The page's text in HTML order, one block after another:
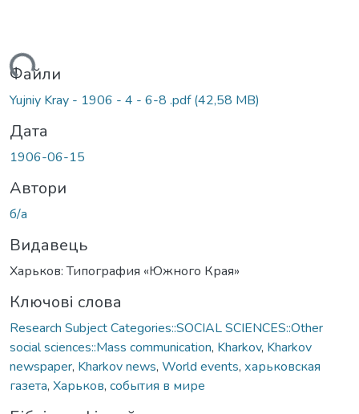
Файли
Yujniy Kray - 1906 - 4 - 6-8 .pdf(42,58 MB)
Дата
1906-06-15
Автори
б/а
Видавець
Харьков: Типография «Южного Края»
Ключові слова
Research Subject Categories::SOCIAL SCIENCES::Other
social sciences::Mass communication, Kharkov, Kharkov
newspaper, Kharkov news, World events, харьковская
газета, Харьков, события в мире